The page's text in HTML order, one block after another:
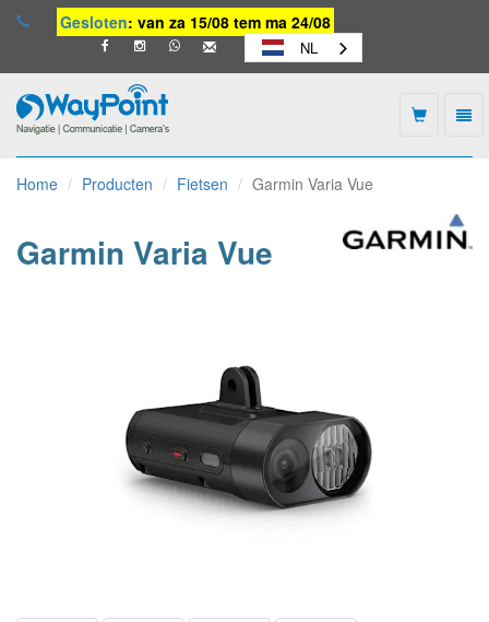
Gesloten: van za 15/08 tem ma 24/08
NL
-
naar
Home Producten Fietsen Garmin Varia Vue
Garmin Varia Vue